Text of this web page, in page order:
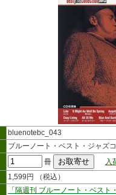
bluenotebc_043
ブルーノート・ベスト・ジャズ
冊
入
1,599円 （税込）
「隔週刊 ブルーノート・ベス